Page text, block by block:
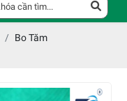
Bo Tăm